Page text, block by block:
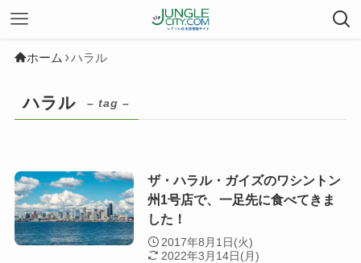
ホーム ハラル
ハラル – tag –
ザ・ハラル・ガイズのワシントン
州1号店で、一足先に食べてきま
した！
2017年8月1日(火)
2022年3月14日(月)